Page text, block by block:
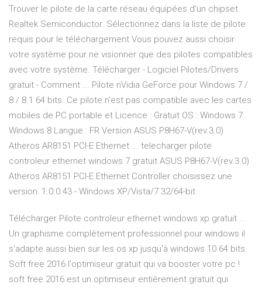
Trouver le pilote de la carte réseau équipées d'un chipset
Realtek Semiconductor. Sélectionnez dans la liste de pilote
requis pour le téléchargement Vous pouvez aussi choisir
votre système pour ne visionner que des pilotes compatibles
avec votre système. Télécharger - Logiciel Pilotes/Drivers
gratuit - Comment ... Pilote nVidia GeForce pour Windows 7 /
8 / 8.1 64 bits. Ce pilote n'est pas compatible avec les cartes
mobiles de PC portable et Licence : Gratuit OS : Windows 7
Windows 8 Langue : FR Version ASUS P8H67-V(rev.3.0)
Atheros AR8151 PCI-E Ethernet ... telecharger pilote
controleur ethernet windows 7 gratuit ASUS P8H67-V(rev.3.0)
Atheros AR8151 PCI-E Ethernet Controller choisissez une
version: 1.0.0.43 - Windows XP/Vista/7 32/64-bit
Télécharger Pilote controleur ethernet windows xp gratuit ...
Un graphisme complètement professionnel pour windows il
s'adapte aussi bien sur les os xp jusqu'à windows 10 64 bits.
Soft free 2016 l'optimiseur gratuit qui va booster votre pc !
soft free 2016 est un optimiseur entièrement gratuit qui